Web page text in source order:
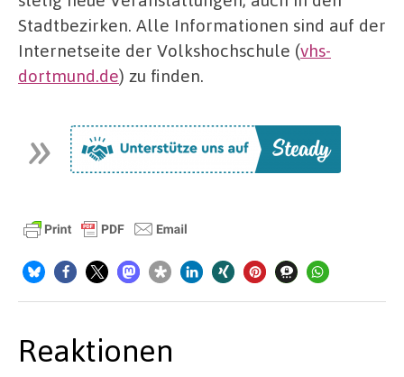
Stadtbezirken. Alle Informationen sind auf der
Internetseite der Volkshochschule (vhs-
dortmund.de) zu finden.
Reaktionen